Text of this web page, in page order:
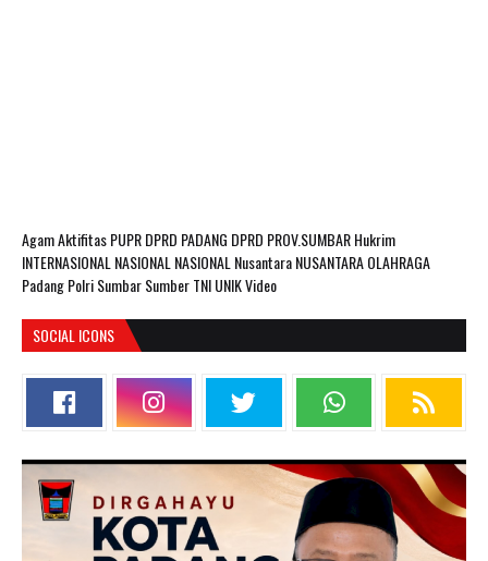
AgamAktifitas PUPRDPRD PADANG DPRD PROV.SUMBARHukrim
INTERNASIONAL NASIONAL NASIONAL NusantaraNUSANTARAOLAHRAGA
PadangPolriSumbarSumberTNIUNIKVideo
SOCIAL ICONS